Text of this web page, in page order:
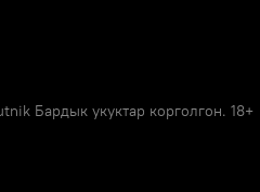
Бардык укуктар корголгон. 18+